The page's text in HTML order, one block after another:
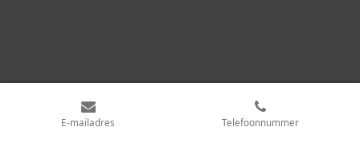
E-mailadres Telefoonnummer